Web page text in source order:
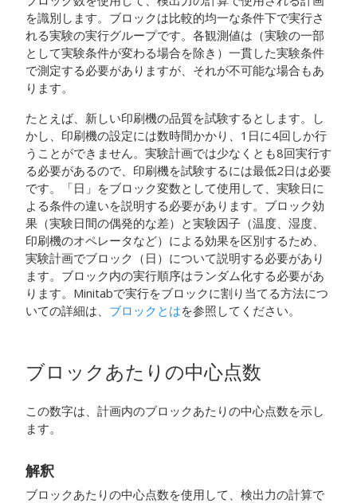
を識別します。ブロックは比較的均一な条件下で実行さ
れる実験の実行グループです。各観測値は（実験の一部
として実験条件が変わる場合を除き）一貫した実験条件
で測定する必要がありますが、それが不可能な場合もあ
ります。
たとえば、新しい印刷機の品質を試験するとします。し
かし、印刷機の設定には数時間かかり、1日に4回しか行
うことができません。実験計画では少なくとも8回実行す
る必要があるので、印刷機を試験するには最低2日は必要
です。「日」をブロック変数として使用して、実験日に
よる条件の違いを説明する必要があります。ブロック効
果（実験日間の偶発的な差）と実験因子（温度、湿度、
印刷機のオペレータなど）による効果を区別するため、
実験計画でブロック（日）について説明する必要があり
ます。ブロック内の実行順序はランダム化する必要があ
ります。Minitabで実行をブロックに割り当てる方法につ
いての詳細は、 ブロックとはを参照してください。
ブロックあたりの中心点数
この数字は、計画内のブロックあたりの中心点数を示し
ます。
解釈
ブロックあたりの中心点数を使用して、検出力の計算で